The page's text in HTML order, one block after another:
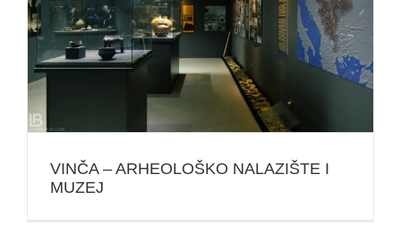
VINČA – ARHEOLOŠKO NALAZIŠTE I MUZEJ
VINČA – ARHEOLOŠKO NALAZIŠTE I
MUZEJ